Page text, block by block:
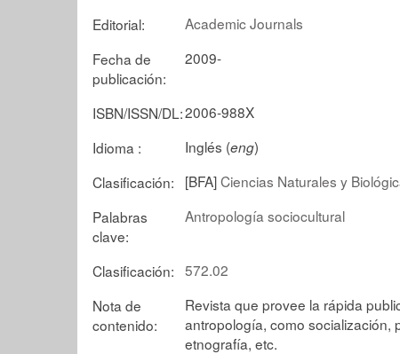
Editorial:
Academic Journals
Fecha de
publicación:
2009-
ISBN/ISSN/DL:2006-988X
Idioma :
Inglés (eng)
Clasificación:
[BFA]Ciencias Naturales y
Palabras
clave:
Antropología sociocultural
Clasificación: 572.02
Nota de
contenido:
Revista que provee la rápida
antropología, como socialización,
etnografía, etc.